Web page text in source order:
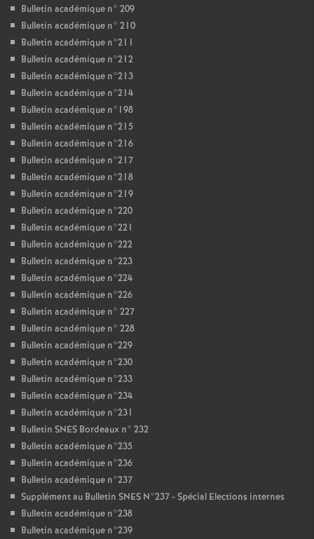
Bulletin académique n° 209
Bulletin académique n° 210
Bulletin académique n°211
Bulletin académique n°212
Bulletin académique n°213
Bulletin académique n°214
Bulletin académique n°198
Bulletin académique n°215
Bulletin académique n°216
Bulletin académique n°217
Bulletin académique n°218
Bulletin académique n°219
Bulletin académique n°220
Bulletin académique n°221
Bulletin académique n°222
Bulletin académique n°223
Bulletin académique n°224
Bulletin académique n°226
Bulletin académique n° 227
Bulletin académique n° 228
Bulletin académique n°229
Bulletin académique n°230
Bulletin académique n°233
Bulletin académique n°234
Bulletin académique n°231
Bulletin SNES Bordeaux n° 232
Bulletin académique n°235
Bulletin académique n°236
Bulletin académique n°237
Supplément au Bulletin SNES N°237 - Spécial Elections internes
Bulletin académique n°238
Bulletin académique n°239